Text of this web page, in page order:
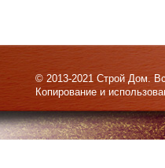
© 2013-2021 Строй Дом.
Копирование и